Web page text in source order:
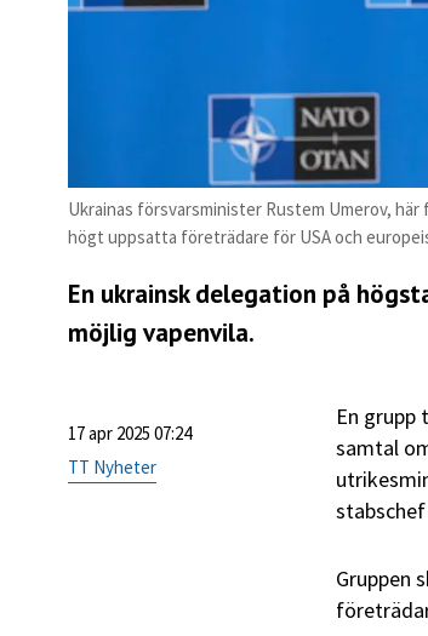
Ukrainas försvarsminister Rustem Umerov,
högt uppsatta företrädare för USA och
En ukrainsk delegation på
möjlig vapenvila.
17 apr 2025 07:24
TT Nyheter
En grupp
samtal
Gruppen